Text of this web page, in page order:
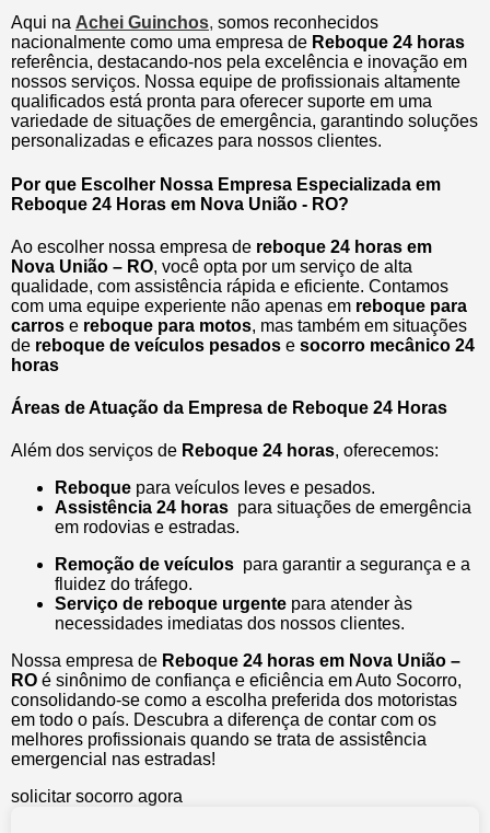
Aqui na Achei Guinchos, somos reconhecidos
nacionalmente como uma empresa de Reboque 24 horas
referência, destacando-nos pela excelência e inovação em
nossos serviços. Nossa equipe de profissionais altamente
qualificados está pronta para oferecer suporte em uma
variedade de situações de emergência, garantindo soluções
personalizadas e eficazes para nossos clientes.
Por que Escolher Nossa Empresa Especializada em
Reboque 24 Horas em Nova União - RO?
Ao escolher nossa empresa de reboque 24 horas em
Nova União – RO, você opta por um serviço de alta
qualidade, com assistência rápida e eficiente. Contamos
com uma equipe experiente não apenas em reboque para
carros e reboque para motos, mas também em situações
de reboque de veículos pesados e socorro mecânico 24
horas
Áreas de Atuação da Empresa de Reboque 24 Horas
Além dos serviços de Reboque 24 horas, oferecemos:
Reboque para veículos leves e pesados.
Assistência 24 horas para situações de emergência
em rodovias e estradas.
Remoção de veículos para garantir a segurança e a
fluidez do tráfego.
Serviço de reboque urgente para atender às
necessidades imediatas dos nossos clientes.
Nossa empresa de Reboque 24 horas em Nova União –
RO é sinônimo de confiança e eficiência em Auto Socorro,
consolidando-se como a escolha preferida dos motoristas
em todo o país. Descubra a diferença de contar com os
melhores profissionais quando se trata de assistência
emergencial nas estradas!
solicitar socorro agora